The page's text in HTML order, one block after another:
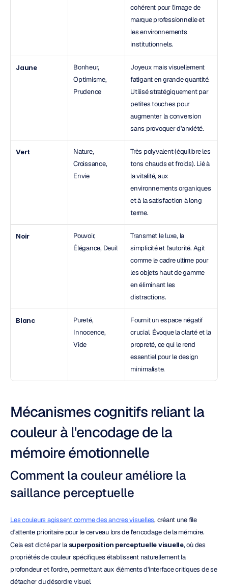
cohérent pour l'image de
marque professionnelle et
les environnements
institutionnels.
Jaune
Bonheur,
Optimisme,
Prudence
Joyeux mais visuellement
fatigant en grande quantité.
Utilisé stratégiquement par
petites touches pour
augmenter la conversion
sans provoquer d'anxiété.
Vert
Nature,
Croissance,
Envie
Très polyvalent (équilibre les
tons chauds et froids). Lié à
la vitalité, aux
environnements organiques
et à la satisfaction à long
terme.
Noir
Pouvoir,
Élégance, Deuil
Transmet le luxe, la
simplicité et l'autorité. Agit
comme le cadre ultime pour
les objets haut de gamme
en éliminant les
distractions.
Blanc
Pureté,
Innocence,
Vide
Fournit un espace négatif
crucial. Évoque la clarté et la
propreté, ce qui le rend
essentiel pour le design
minimaliste.
Mécanismes cognitifs reliant la
couleur à l'encodage de la
mémoire émotionnelle
Comment la couleur améliore la
saillance perceptuelle
Les couleurs agissent comme des ancres visuelles, créant une file
d'attente prioritaire pour le cerveau lors de l'encodage de la mémoire.
Cela est dicté par la superposition perceptuelle visuelle, où des
propriétés de couleur spécifiques établissent naturellement la
profondeur et l'ordre, permettant aux éléments d'interface critiques de se
détacher du désordre visuel.